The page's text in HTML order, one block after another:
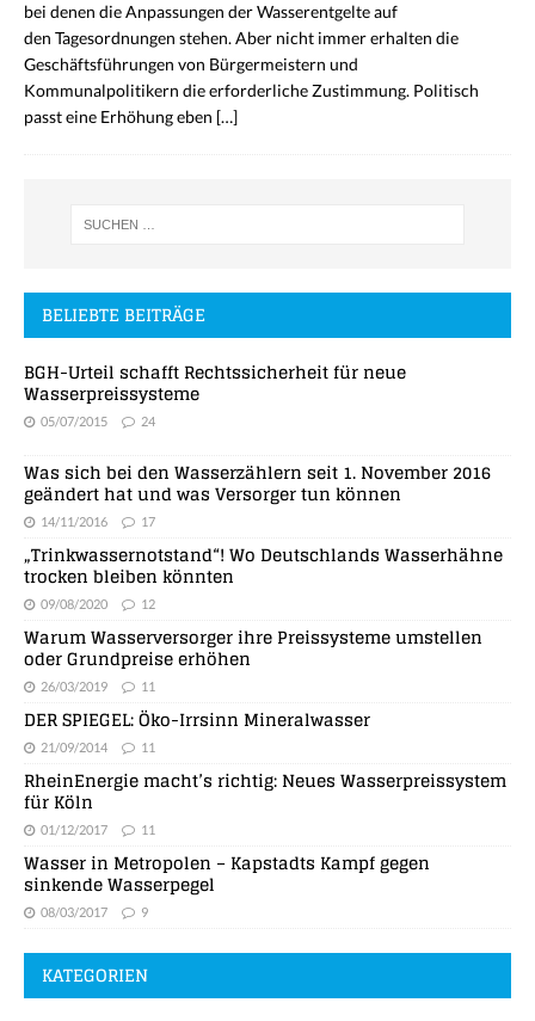
bei denen die Anpassungen der Wasserentgelte auf
den Tagesordnungen stehen. Aber nicht immer erhalten die
Geschäftsführungen von Bürgermeistern und
Kommunalpolitikern die erforderliche Zustimmung. Politisch
passt eine Erhöhung eben […]
BELIEBTE BEITRÄGE
BGH-Urteil schafft Rechtssicherheit für neue
Wasserpreissysteme
05/07/2015 24
Was sich bei den Wasserzählern seit 1. November 2016
geändert hat und was Versorger tun können
14/11/2016 17
„Trinkwassernotstand“! Wo Deutschlands Wasserhähne
trocken bleiben könnten
09/08/2020 12
Warum Wasserversorger ihre Preissysteme umstellen
oder Grundpreise erhöhen
26/03/2019 11
DER SPIEGEL: Öko-Irrsinn Mineralwasser
21/09/2014 11
RheinEnergie macht’s richtig: Neues Wasserpreissystem
für Köln
01/12/2017 11
Wasser in Metropolen – Kapstadts Kampf gegen
sinkende Wasserpegel
08/03/2017 9
KATEGORIEN